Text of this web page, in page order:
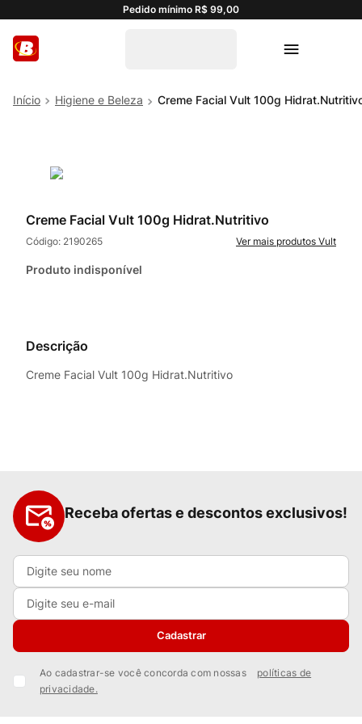
Pedido mínimo R$ 99,00
Higiene e Beleza Creme Facial Vult 100g
Creme Facial Vult 100g Hidrat.Nutritivo
Código: 2190265 Vult
Produto indisponível
Descrição
Creme Facial Vult 100g Hidrat.Nutritivo
Receba ofertas e descontos exclusivos!
Cadastrar
Ao cadastrar-se você concorda com nossas
políticas de
privacidade.